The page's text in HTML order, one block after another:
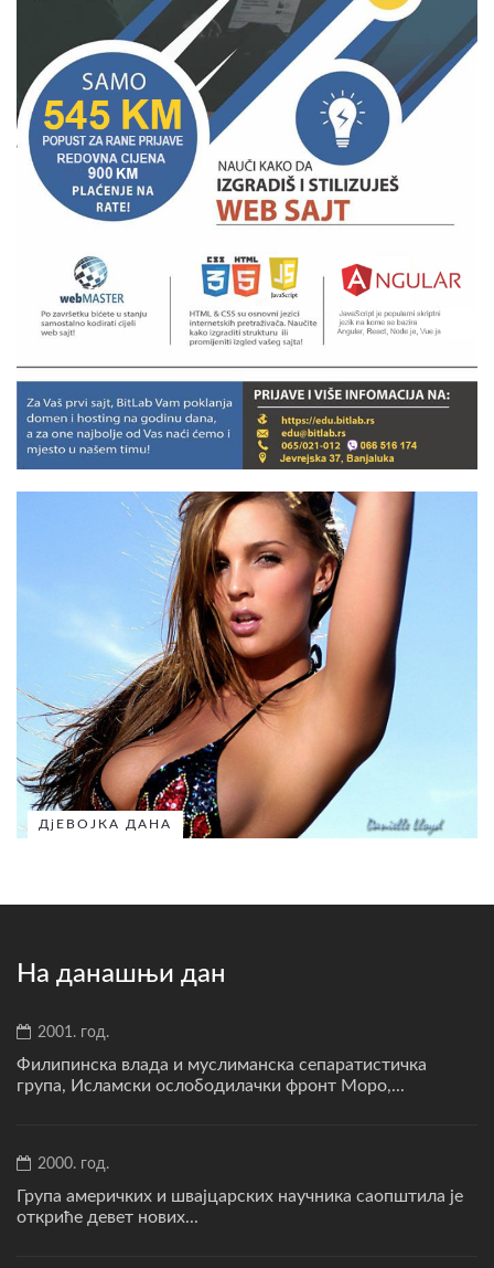
ДјЕВОЈКА ДАНА
На данашњи дан
2001. год.
Филипинска влада и муслиманска сепаратистичка
група, Исламски ослободилачки фронт Моро,...
2000. год.
Група америчких и швајцарских научника саопштила је
откриће девет нових...